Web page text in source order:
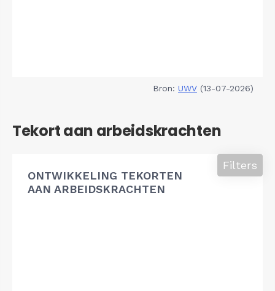
Bron: UWV (13-07-2026)
Tekort aan arbeidskrachten
ONTWIKKELING TEKORTEN
AAN ARBEIDSKRACHTEN
Filters